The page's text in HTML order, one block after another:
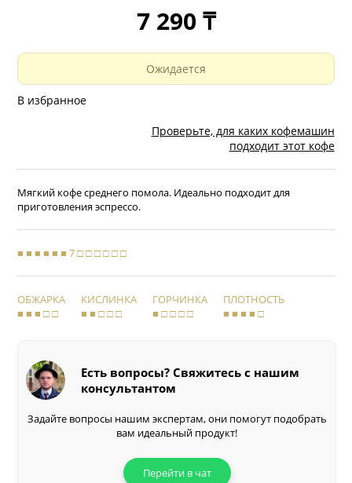
7 290 ₸
Ожидается
В избранное
Проверьте, для каких кофемашин
подходит этот кофе
Мягкий кофе среднего помола. Идеально подходит для
приготовления эспрессо.
■ ■ ■ ■ ■ ■ 7 □ □ □ □ □ □
ОБЖАРКА
■ ■ ■ □ □
КИСЛИНКА
■ ■ □ □ □
ГОРЧИНКА
■ □ □ □ □
ПЛОТНОСТЬ
■ ■ ■ ■ □
Есть вопросы? Свяжитесь с нашим
консультантом
Задайте вопросы нашим экспертам, они помогут подобрать
вам идеальный продукт!
Перейти в чат